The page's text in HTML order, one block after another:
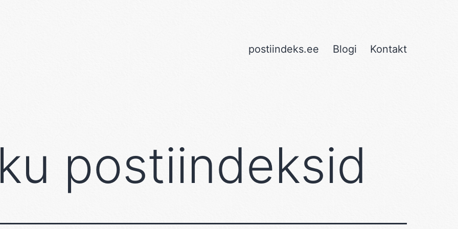
postiindeks.ee Blogi Kontakt
postiindeksid